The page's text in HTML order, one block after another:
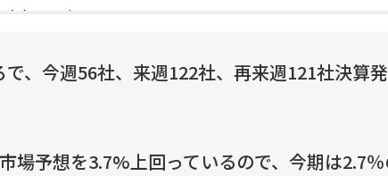
、今週56社、来週122社、再来週121社決算
場予想を3.7%上回っているので、今期は2.7